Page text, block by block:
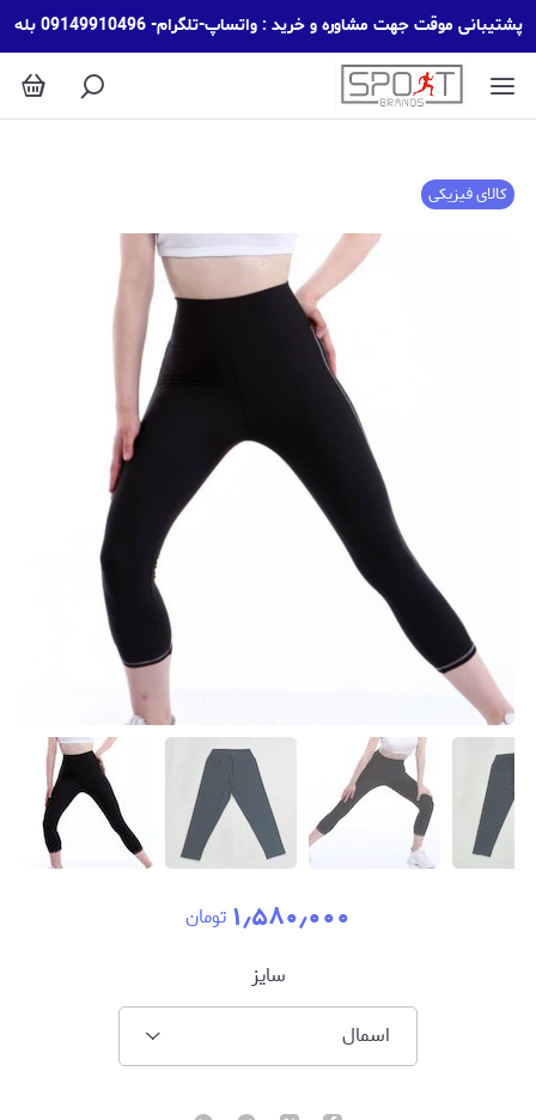
پشتیبانی موقت جهت مشاوره و خرید : واتساپ-تلگرام- 09149910496 بله
کالای فیزیکی
۱٫۵۸۰٫۰۰۰ تومان
سايز
اسمال